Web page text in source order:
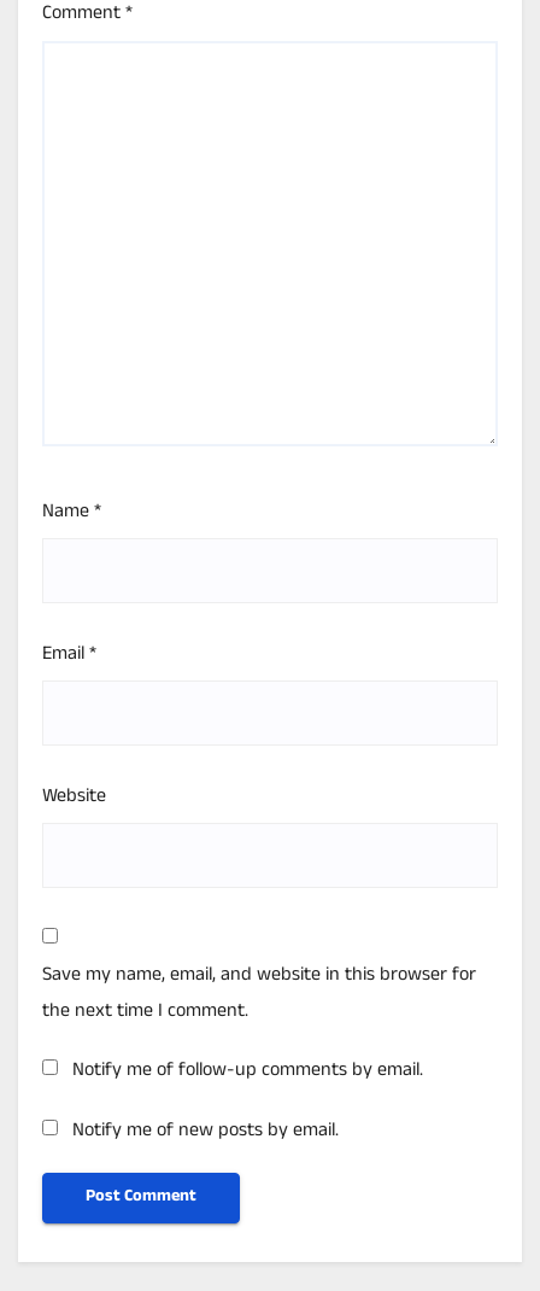
Comment*
Name*
Email*
Website
Save my name, email, and website in this browser for
the next time I comment.
Notify me of follow-up comments by email.
Notify me of new posts by email.